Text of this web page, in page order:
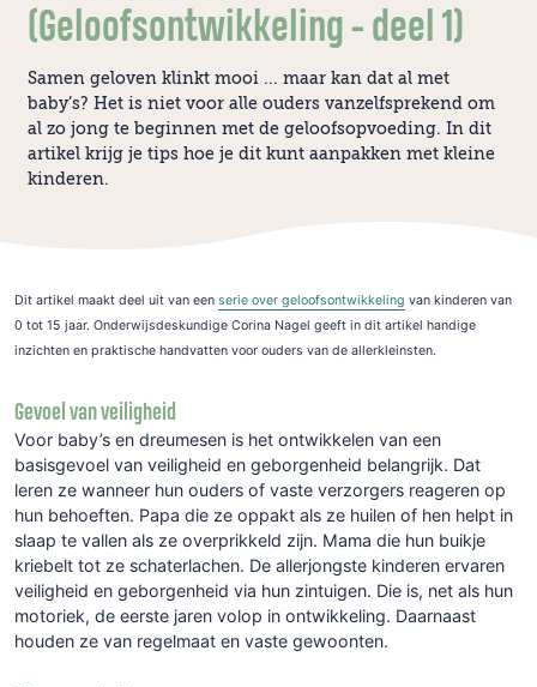
(Geloofsontwikkeling - deel 1)
Samen geloven klinkt mooi ... maar kan dat al met
baby’s? Het is niet voor alle ouders vanzelfsprekend om
al zo jong te beginnen met de geloofsopvoeding. In dit
artikel krijg je tips hoe je dit kunt aanpakken met kleine
kinderen.
Dit artikel maakt deel uit van een serie over geloofsontwikkeling van kinderen van
0 tot 15 jaar. Onderwijsdeskundige Corina Nagel geeft in dit artikel handige
inzichten en praktische handvatten voor ouders van de allerkleinsten.
Gevoel van veiligheid
Voor baby’s en dreumesen is het ontwikkelen van een
basisgevoel van veiligheid en geborgenheid belangrijk. Dat
leren ze wanneer hun ouders of vaste verzorgers reageren op
hun behoeften. Papa die ze oppakt als ze huilen of hen helpt in
slaap te vallen als ze overprikkeld zijn. Mama die hun buikje
kriebelt tot ze schaterlachen. De allerjongste kinderen ervaren
veiligheid en geborgenheid via hun zintuigen. Die is, net als hun
motoriek, de eerste jaren volop in ontwikkeling. Daarnaast
houden ze van regelmaat en vaste gewoonten.